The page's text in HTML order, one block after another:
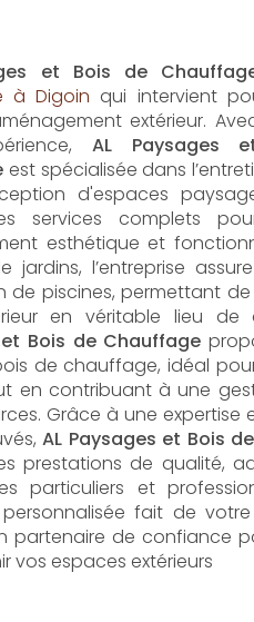
et Bois de
à Digoin qui intervient
extérieur.
AL Paysages
est spécialisée dans
d'espaces
services complets
esthétique et
jardins, l’entreprise
de piscines, permettant
en véritable lieu de
Bois de Chauffage
de chauffage, idéal
en contribuant à une
Grâce à une expertise
AL Paysages et Bois
prestations de qualité,
particuliers et
fait de
partenaire de confiance
vos espaces extérieurs